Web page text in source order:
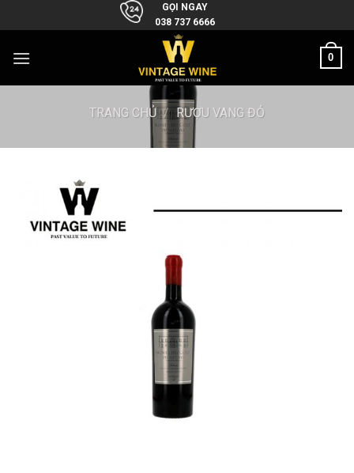
to
GỌI NGAY
038 737 6666
0
TRANG CHỦ / RƯỢU VANG ĐỎ